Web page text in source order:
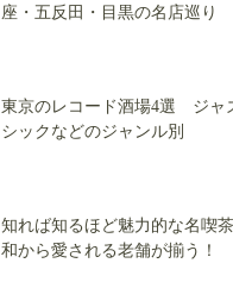
座・五反田・目黒の名店巡り
東京のレコード酒場4選 ジャ
シックなどのジャンル別
知れば知るほど魅力的な名喫
和から愛される老舗が揃う！